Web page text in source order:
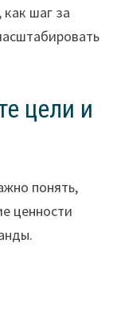
шаг за
цели и
понять,
ценности